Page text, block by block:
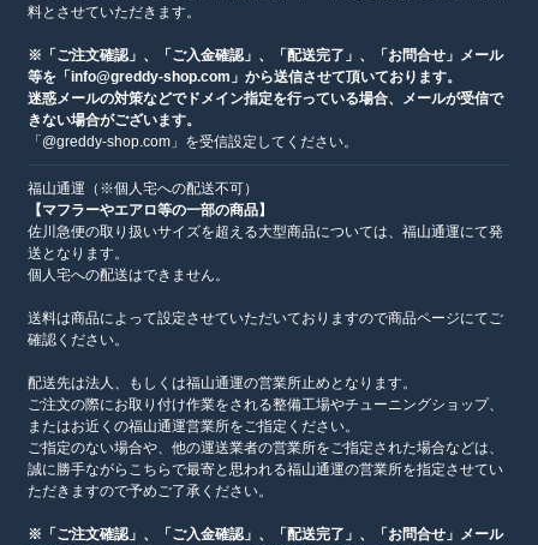
料とさせていただきます。
※「ご注文確認」、「ご入金確認」、「配送完了」、「お問合せ」メール
等を「info@greddy-shop.com」から送信させて頂いております。
迷惑メールの対策などでドメイン指定を行っている場合、メールが受信で
きない場合がございます。
「@greddy-shop.com」を受信設定してください。
福山通運（※個人宅への配送不可）
【マフラーやエアロ等の一部の商品】
佐川急便の取り扱いサイズを超える大型商品については、福山通運にて発
送となります。
個人宅への配送はできません。
送料は商品によって設定させていただいておりますので商品ページにてご
確認ください。
配送先は法人、もしくは福山通運の営業所止めとなります。
ご注文の際にお取り付け作業をされる整備工場やチューニングショップ、
またはお近くの福山通運営業所をご指定ください。
ご指定のない場合や、他の運送業者の営業所をご指定された場合などは、
誠に勝手ながらこちらで最寄と思われる福山通運の営業所を指定させてい
ただきますので予めご了承ください。
※「ご注文確認」、「ご入金確認」、「配送完了」、「お問合せ」メール